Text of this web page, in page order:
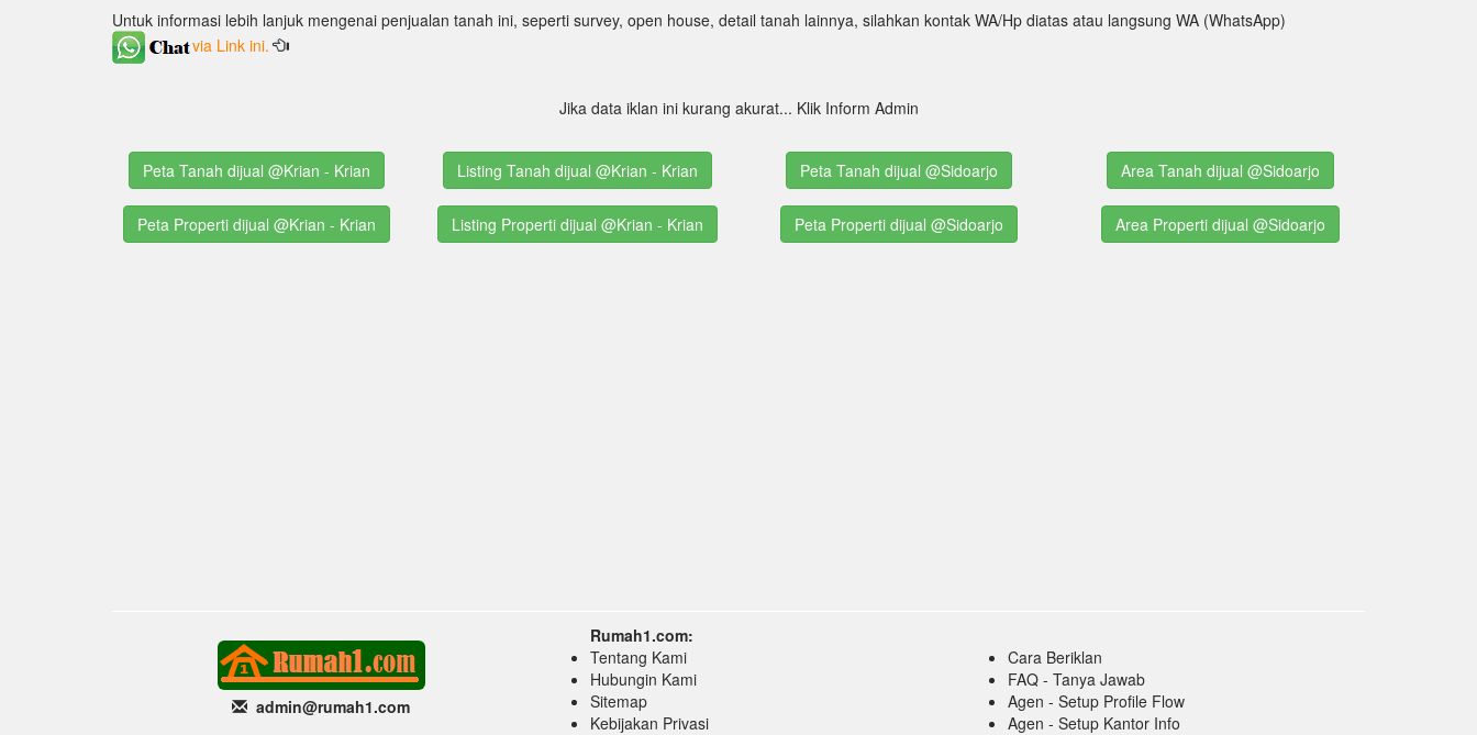
Untuk informasi lebih lanjuk mengenai penjualan tanah ini, seperti survey, open house, detail tanah lainnya, silahkan kontak WA/Hp diatas atau langsung WA (WhatsApp)
via Link ini.
Jika data iklan ini kurang akurat... Klik Inform Admin
Peta Tanah dijual @Krian - Krian Listing Tanah dijual @Krian - Krian Peta Tanah dijual @Sidoarjo Area Tanah dijual @Sidoarjo
Peta Properti dijual @Krian - Krian Listing Properti dijual @Krian - Krian Peta Properti dijual @Sidoarjo Area Properti dijual @Sidoarjo
admin@rumah1.com
Rumah1.com:
Tentang Kami
Hubungin Kami
Sitemap
Kebijakan Privasi
Cara Beriklan
FAQ - Tanya Jawab
Agen - Setup Profile Flow
Agen - Setup Kantor Info